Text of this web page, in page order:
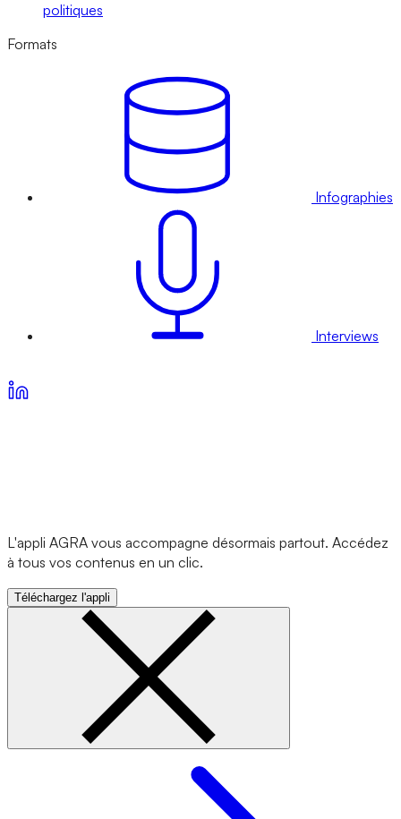
politiques
Formats
Infographies
Interviews
L'appli AGRA vous accompagne désormais partout. Accédez
à tous vos contenus en un clic.
Téléchargez l'appli